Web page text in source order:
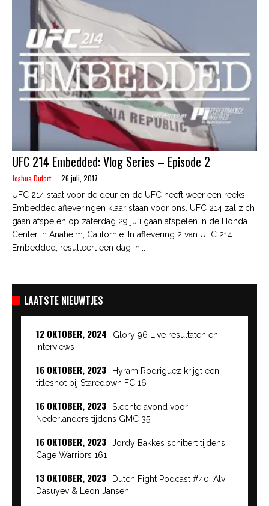
UFC 214 Embedded: Vlog Series – Episode 2
Joshua Dufort 26 juli, 2017
UFC 214 staat voor de deur en de UFC heeft weer een reeks
Embedded afleveringen klaar staan voor ons. UFC 214 zal zich
gaan afspelen op zaterdag 29 juli gaan afspelen in de Honda
Center in Anaheim, Californië. In aflevering 2 van UFC 214
Embedded, resulteert een dag in...
LAATSTE NIEUWTJES
12 OKTOBER, 2024
Glory 96 Live resultaten en
interviews
16 OKTOBER, 2023
Hyram Rodriguez krijgt een
titleshot bij Staredown FC 16
16 OKTOBER, 2023
Slechte avond voor
Nederlanders tijdens GMC 35
16 OKTOBER, 2023
Jordy Bakkes schittert tijdens
Cage Warriors 161
13 OKTOBER, 2023
Dutch Fight Podcast #40: Alvi
Dasuyev & Leon Jansen